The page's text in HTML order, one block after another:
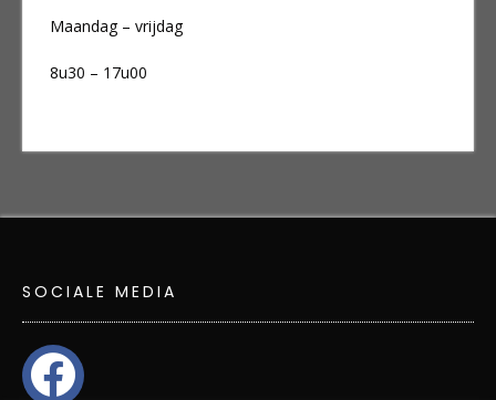
Maandag – vrijdag
8u30 – 17u00
SOCIALE MEDIA
facebook